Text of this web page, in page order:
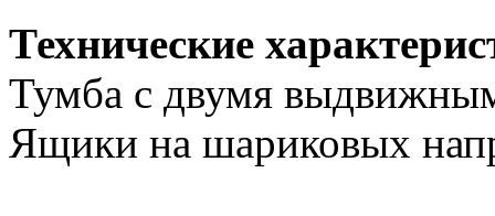
Технические
Тумба с двумя
Ящики на шариковых